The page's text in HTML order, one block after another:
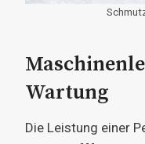
Wartung
Die Leistung einer